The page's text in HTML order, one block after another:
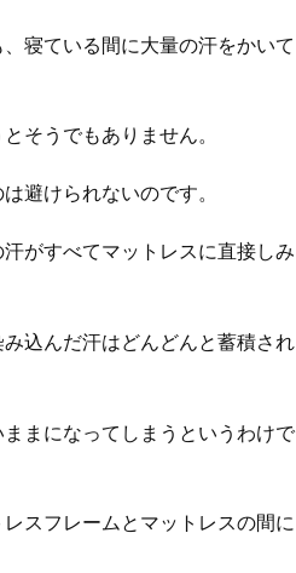
寝ている間に大量の汗をかいて
そうでもありません。
避けられないのです。
がすべてマットレスに直接しみ
込んだ汗はどんどんと蓄積され
まになってしまうというわけで
スフレームとマットレスの間に